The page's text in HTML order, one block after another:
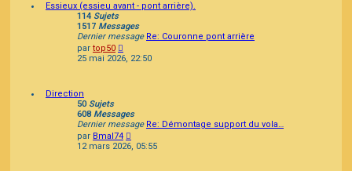
Essieux (essieu avant - pont arrière).
114 Sujets
1517 Messages
Dernier message Re: Couronne pont arrière
par top50
le
dernier
25 mai 2026, 22:50
Direction
50 Sujets
608 Messages
Dernier message Re: Démontage support du vola…
par Bmal74
le
dernier
12 mars 2026, 05:55